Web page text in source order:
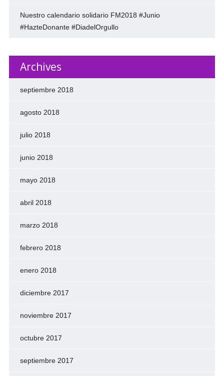
Nuestro calendario solidario FM2018 #Junio
#HazteDonante #DiadelOrgullo
Archives
septiembre 2018
agosto 2018
julio 2018
junio 2018
mayo 2018
abril 2018
marzo 2018
febrero 2018
enero 2018
diciembre 2017
noviembre 2017
octubre 2017
septiembre 2017